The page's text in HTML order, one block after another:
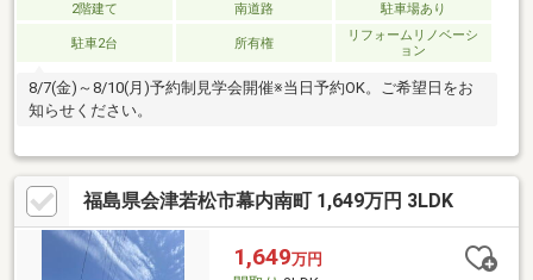
2階建て 南道路 駐車場あり
駐車2台 所有権
リフォームリノベーシ
ョン
8/7(金)～8/10(月)予約制見学会開催※当日予約OK。ご希望日をお
知らせください。
福島県会津若松市幕内南町 1,649万円 3LDK
1,649万円